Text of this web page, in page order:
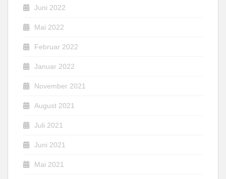
Juni 2022
Mai 2022
Februar 2022
Januar 2022
November 2021
August 2021
Juli 2021
Juni 2021
Mai 2021